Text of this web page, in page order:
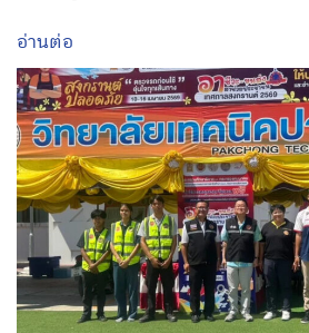
อ่านต่อ